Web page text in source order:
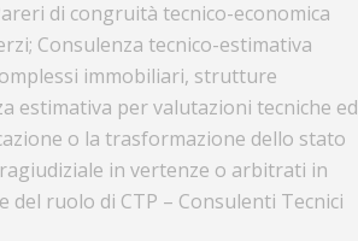
di congruità tecnico-economica
Consulenza tecnico-estimativa
immobiliari, strutture
estimativa per valutazioni tecniche ed
o la trasformazione dello stato
in vertenze o arbitrati in
del ruolo di CTP – Consulenti Tecnici